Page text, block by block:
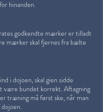
hinanden.
godkendte mærker er tilladt
mærker skal fjernes fra bælte
i dojoen, skal gien sidde
være bundet korrekt. Aftagning
træning må først ske, når man